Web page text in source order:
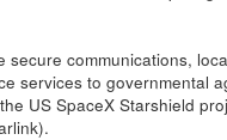
secure communications,
services to governmental
US SpaceX Starshield